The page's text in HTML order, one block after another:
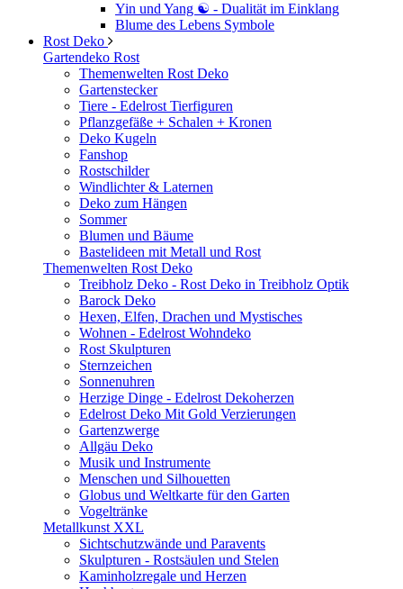
Yin und Yang ☯ - Dualität im Einklang
Blume des Lebens Symbole
Rost Deko
Gartendeko Rost
Themenwelten Rost Deko
Gartenstecker
Tiere - Edelrost Tierfiguren
Pflanzgefäße + Schalen + Kronen
Deko Kugeln
Fanshop
Rostschilder
Windlichter & Laternen
Deko zum Hängen
Sommer
Blumen und Bäume
Bastelideen mit Metall und Rost
Themenwelten Rost Deko
Treibholz Deko - Rost Deko in Treibholz Optik
Barock Deko
Hexen, Elfen, Drachen und Mystisches
Wohnen - Edelrost Wohndeko
Rost Skulpturen
Sternzeichen
Sonnenuhren
Herzige Dinge - Edelrost Dekoherzen
Edelrost Deko Mit Gold Verzierungen
Gartenzwerge
Allgäu Deko
Musik und Instrumente
Menschen und Silhouetten
Globus und Weltkarte für den Garten
Vogeltränke
Metallkunst XXL
Sichtschutzwände und Paravents
Skulpturen - Rostsäulen und Stelen
Kaminholzregale und Herzen